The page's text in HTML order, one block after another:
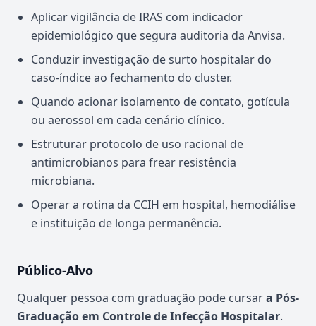
Aplicar vigilância de IRAS com indicador
epidemiológico que segura auditoria da Anvisa.
Conduzir investigação de surto hospitalar do
caso-índice ao fechamento do cluster.
Quando acionar isolamento de contato, gotícula
ou aerossol em cada cenário clínico.
Estruturar protocolo de uso racional de
antimicrobianos para frear resistência
microbiana.
Operar a rotina da CCIH em hospital, hemodiálise
e instituição de longa permanência.
Público-Alvo
Qualquer pessoa com graduação pode cursara Pós-
Graduação em Controle de Infecção Hospitalar.